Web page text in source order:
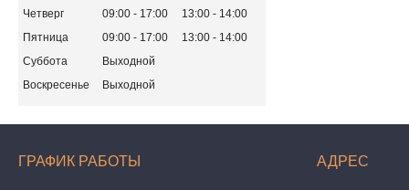
Четверг
09:00 17:00 13:00
14:00
Пятница
09:00 17:00 13:00
14:00
Суббота
Выходной
Воскресенье
Выходной
ГРАФИК РАБОТЫ